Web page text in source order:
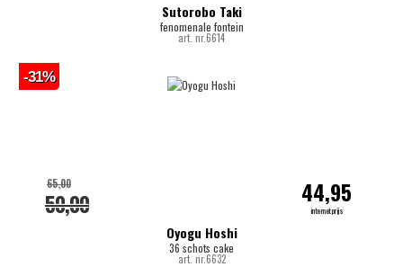
Sutorobo Taki
fenomenale fontein
art. nr.6614
Oyogu Hoshi
36 schots cake
art. nr.6632
50,00
65,00 44,95
internetprijs
-31%